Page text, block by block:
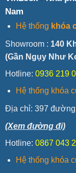
Nam
Hệ thống khóa
Showroom : 140
(Gần Ngụy Như
Hotline: 0936 219
Hệ thống khóa
Địa chỉ: 397 đường
(Xem đường đi)
Hotline: 0867 043
Hệ thống khóa